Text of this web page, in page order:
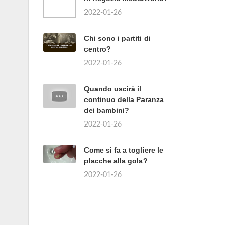
2022-01-26
Chi sono i partiti di
centro?
2022-01-26
Quando uscirà il
continuo della Paranza
dei bambini?
2022-01-26
Come si fa a togliere le
placche alla gola?
2022-01-26